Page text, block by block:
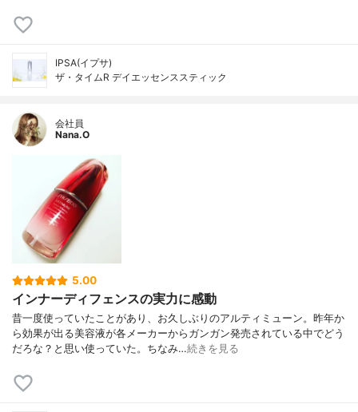
IPSA(イプサ)
ザ・タイムR デイエッセンススティック
会社員
Nana.O
5.00
インナーディフェンスの実力に感動
昔一度使っていたことがあり、お久しぶりのアルティミューン。昨年か
ら効果が出る美容液が各メーカーからガンガン発売されている中でどう
だろな？と思い使っていた。ちなみ…続きを見る